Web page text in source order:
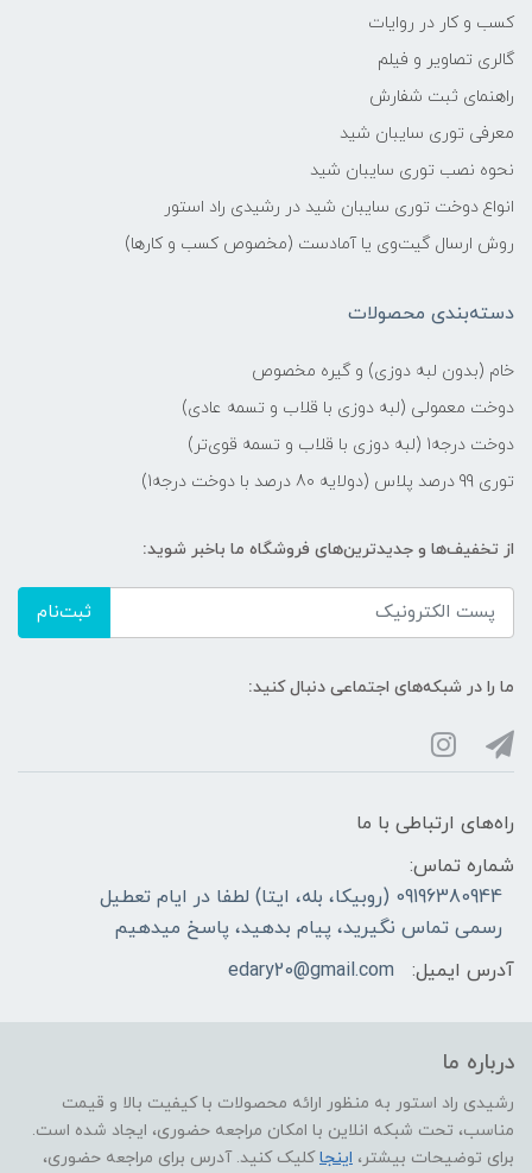
کسب و کار در روایات
گالری تصاویر و فیلم
راهنمای ثبت شفارش
معرفی توری سایبان شید
نحوه نصب توری سایبان شید
انواع دوخت توری سایبان شید در رشیدی راد استور
روش ارسال گیت‌وی یا آمادست (مخصوص کسب و کارها)
دسته‌بندی محصولات
خام (بدون لبه دوزی) و گیره مخصوص
دوخت معمولی (لبه دوزی با قلاب و تسمه عادی)
دوخت درجه1 (لبه دوزی با قلاب و تسمه قوی‌تر)
توری 99 درصد پلاس (دولایه 80 درصد با دوخت درجه1)
از تخفیف‌ها و جدیدترین‌های فروشگاه ما باخبر شوید:
ثبت‌نام
ما را در شبکه‌های اجتماعی دنبال کنید:
راه‌های ارتباطی با ما
شماره تماس:
09196380944 (روبیکا، بله، ایتا) لطفا در ایام تعطیل
رسمی تماس نگیرید، پیام بدهید، پاسخ میدهیم
آدرس ایمیل:
edary20@gmail.com
درباره ما
رشیدی راد استور به منظور ارائه محصولات با کیفیت بالا و قیمت
مناسب، تحت شبکه انلاین با امکان مراجعه حضوری، ایجاد شده است.
برای توضیحات بیشتر، اینجاکلیک کنید. آدرس برای مراجعه حضوری،